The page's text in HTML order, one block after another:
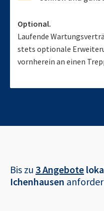
Optional.
Laufende
stets optionale
vornherein an einen
Bis zu 3 Angebote
Ichenhausen